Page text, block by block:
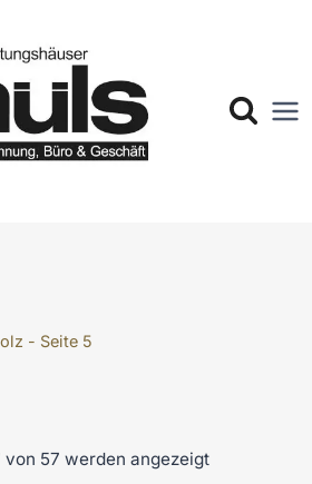
- Seite 5
von 57 werden angezeigt